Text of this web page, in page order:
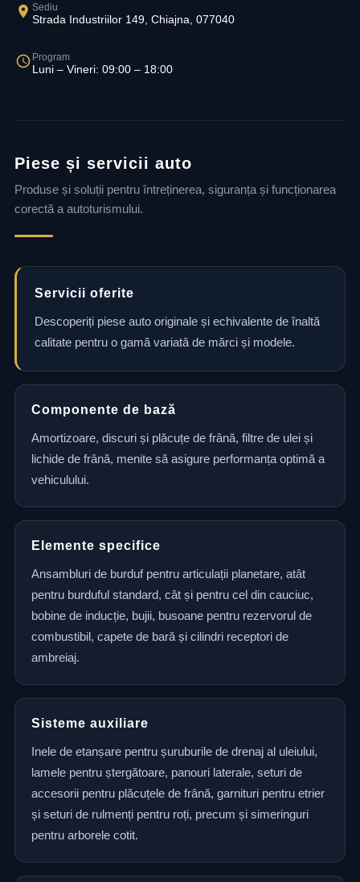
Sediu
Strada Industriilor 149, Chiajna, 077040
Program
Luni – Vineri: 09:00 – 18:00
Piese și servicii auto
Produse și soluții pentru întreținerea, siguranța și funcționarea
corectă a autoturismului.
Servicii oferite
Descoperiți piese auto originale și echivalente de înaltă
calitate pentru o gamă variată de mărci și modele.
Componente de bază
Amortizoare, discuri și plăcuțe de frână, filtre de ulei și
lichide de frână, menite să asigure performanța optimă a
vehiculului.
Elemente specifice
Ansambluri de burduf pentru articulații planetare, atât
pentru burduful standard, cât și pentru cel din cauciuc,
bobine de inducție, bujii, busoane pentru rezervorul de
combustibil, capete de bară și cilindri receptori de
ambreiaj.
Sisteme auxiliare
Inele de etanșare pentru șuruburile de drenaj al uleiului,
lamele pentru ștergătoare, panouri laterale, seturi de
accesorii pentru plăcuțele de frână, garnituri pentru etrier
și seturi de rulmenți pentru roți, precum și simeringuri
pentru arborele cotit.